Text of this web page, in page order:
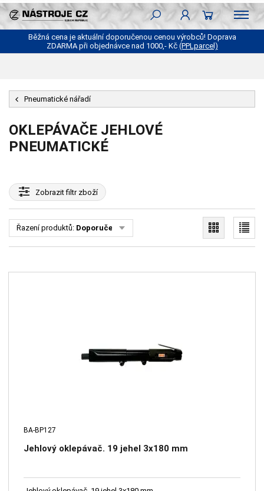
Běžná cena je aktuální doporučenou cenou výrobců! Doprava
ZDARMA při objednávce nad 1000,- Kč (PPLparcel)
Pneumatické nářadí
OKLEPÁVAČE JEHLOVÉ
PNEUMATICKÉ
Zobrazitfiltr zboží
Řazení produktů: Doporučené
BA-BP127
Jehlový oklepávač. 19 jehel 3x180 mm